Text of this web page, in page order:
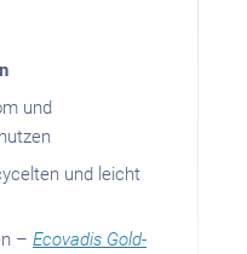
und
und leicht
– Ecovadis Gold-